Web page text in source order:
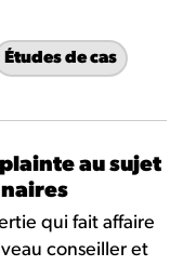
Études de cas
au sujet
qui fait affaire
conseiller et